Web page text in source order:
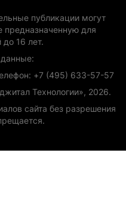
публикации могут
для
до 16 лет.
+7 (495) 633-57-57
Технологии», 2026.
сайта без разрешения